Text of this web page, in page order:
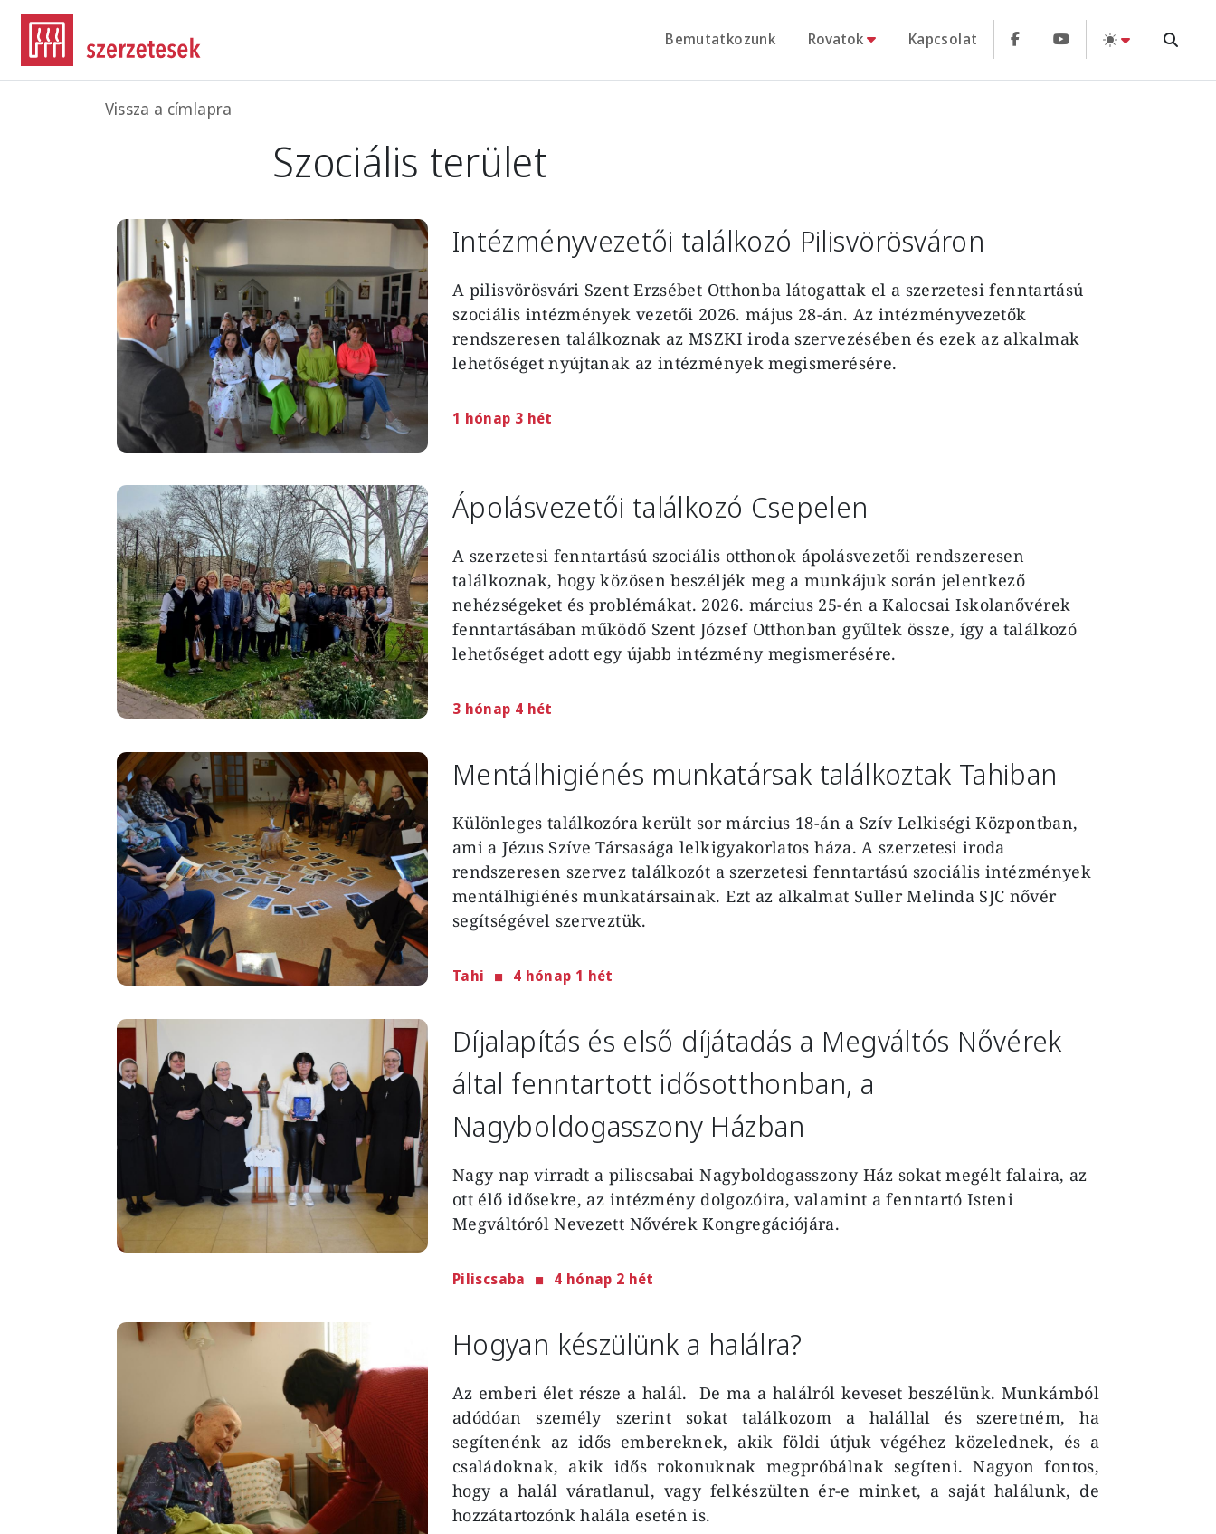
Ugrás a tartalomra
Bemutatkozunk Rovatok Kapcsolat
Morzsa
Vissza a címlapra
Szociális terület
Image Intézményvezetői találkozó Pilisvörösváron
A pilisvörösvári Szent Erzsébet Otthonba látogattak el a szerzetesi fenntartású
szociális intézmények vezetői 2026. május 28-án. Az intézményvezetők
rendszeresen találkoznak az MSZKI iroda szervezésében és ezek az alkalmak
lehetőséget nyújtanak az intézmények megismerésére.
1 hónap 3 hét
Image Ápolásvezetői találkozó Csepelen
A szerzetesi fenntartású szociális otthonok ápolásvezetői rendszeresen
találkoznak, hogy közösen beszéljék meg a munkájuk során jelentkező
nehézségeket és problémákat. 2026. március 25-én a Kalocsai Iskolanővérek
fenntartásában működő Szent József Otthonban gyűltek össze, így a találkozó
lehetőséget adott egy újabb intézmény megismerésére.
3 hónap 4 hét
Image Mentálhigiénés munkatársak találkoztak Tahiban
Különleges találkozóra került sor március 18-án a Szív Lelkiségi Központban,
ami a Jézus Szíve Társasága lelkigyakorlatos háza. A szerzetesi iroda
rendszeresen szervez találkozót a szerzetesi fenntartású szociális intézmények
mentálhigiénés munkatársainak. Ezt az alkalmat Suller Melinda SJC nővér
segítségével szerveztük.
Tahi 4 hónap 1 hét
Image
Díjalapítás és első díjátadás a Megváltós Nővérek
által fenntartott idősotthonban, a
Nagyboldogasszony Házban
Nagy nap virradt a piliscsabai Nagyboldogasszony Ház sokat megélt falaira, az
ott élő idősekre, az intézmény dolgozóira, valamint a fenntartó Isteni
Megváltóról Nevezett Nővérek Kongregációjára.
Piliscsaba 4 hónap 2 hét
Image Hogyan készülünk a halálra?
Az emberi élet része a halál. De ma a halálról keveset beszélünk. Munkámból
adódóan személy szerint sokat találkozom a halállal és szeretném, ha
segítenénk az idős embereknek, akik földi útjuk végéhez közelednek, és a
családoknak, akik idős rokonuknak megpróbálnak segíteni. Nagyon fontos,
hogy a halál váratlanul, vagy felkészülten ér-e minket, a saját halálunk, de
hozzátartozónk halála esetén is.